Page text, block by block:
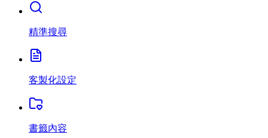
精準搜尋
客製化設定
書籤內容